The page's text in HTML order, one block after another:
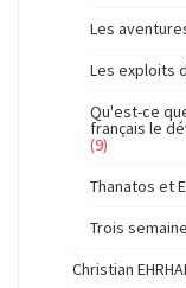
Les
Les exploits
Qu'est-ce
français le
(9)
Thanatos et
Trois
Christian